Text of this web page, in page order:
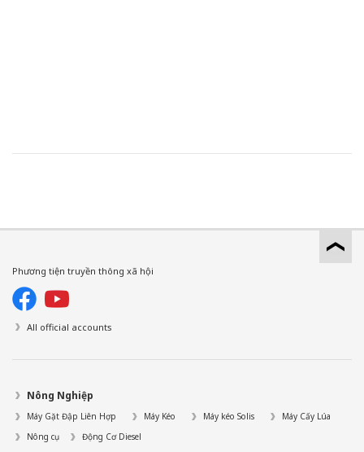
Phương tiện truyền thông xã hội
All official accounts
Nông Nghiệp
Máy Gặt Đập Liên Hợp Máy Kéo Máy kéo Solis
Máy Cấy Lúa
Nông cụ
Động Cơ Diesel